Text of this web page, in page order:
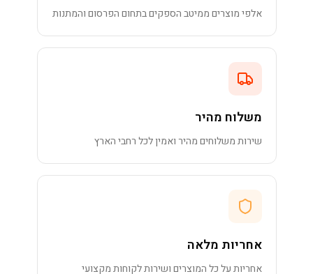
אלפי מוצרים ממיטב הספקים בתחום הפרסום והמתנות
משלוח מהיר
שירות משלוחים מהיר ואמין לכל רחבי הארץ
אחריות מלאה
אחריות על כל המוצרים ושירות לקוחות מקצועי